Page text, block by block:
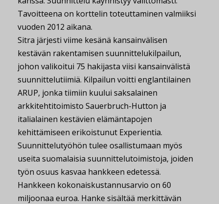
Tavoitteena on korttelin toteuttaminen valmiiksi
vuoden 2012 aikana.
Sitra järjesti viime kesänä kansainvälisen
kestävän rakentamisen suunnittelukilpailun,
johon valikoitui 75 hakijasta viisi kansainvälistä
suunnittelutiimiä. Kilpailun voitti englantilainen
ARUP, jonka tiimiin kuului saksalainen
arkkitehtitoimisto Sauerbruch-Hutton ja
italialainen kestävien elämäntapojen
kehittämiseen erikoistunut Experientia.
Suunnittelutyöhön tulee osallistumaan myös
useita suomalaisia suunnittelutoimistoja, joiden
työn osuus kasvaa hankkeen edetessä.
Hankkeen kokonaiskustannusarvio on 60
miljoonaa euroa. Hanke sisältää merkittävän